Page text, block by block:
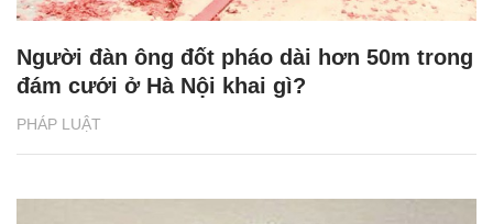
PHÁP LUẬT
Người đàn ông đốt pháo dài hơn 50m trong
đám cưới ở Hà Nội khai gì?